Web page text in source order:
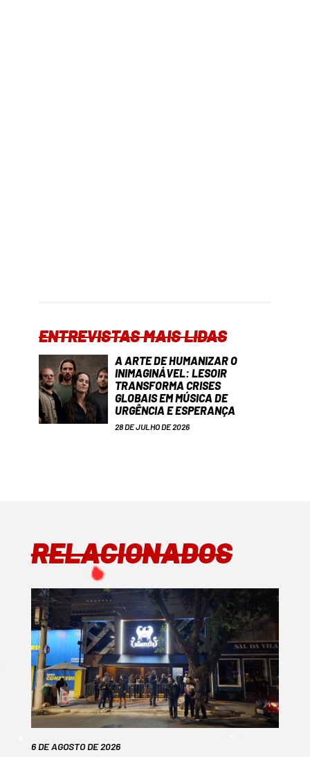
ENTREVISTAS MAIS LIDAS
A ARTE DE HUMANIZAR O
INIMAGINÁVEL: LESOIR
TRANSFORMA CRISES
GLOBAIS EM MÚSICA DE
URGÊNCIA E ESPERANÇA
28 DE JULHO DE 2026
RELACIONADOS
6 DE AGOSTO DE 2026